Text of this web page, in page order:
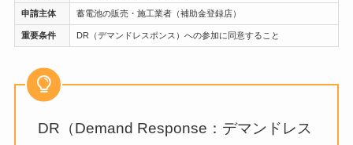
申請主体 蓄電池の販売・施工業者（補助金登録店）
重要条件 DR（デマンドレスポンス）への参加に同意すること
DR（Demand Response：デマンドレス